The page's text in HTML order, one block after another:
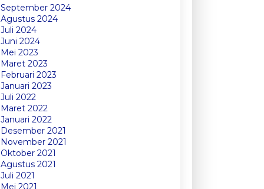
September 2024
Agustus 2024
Juli 2024
Juni 2024
Mei 2023
Maret 2023
Februari 2023
Januari 2023
Juli 2022
Maret 2022
Januari 2022
Desember 2021
November 2021
Oktober 2021
Agustus 2021
Juli 2021
Mei 2021